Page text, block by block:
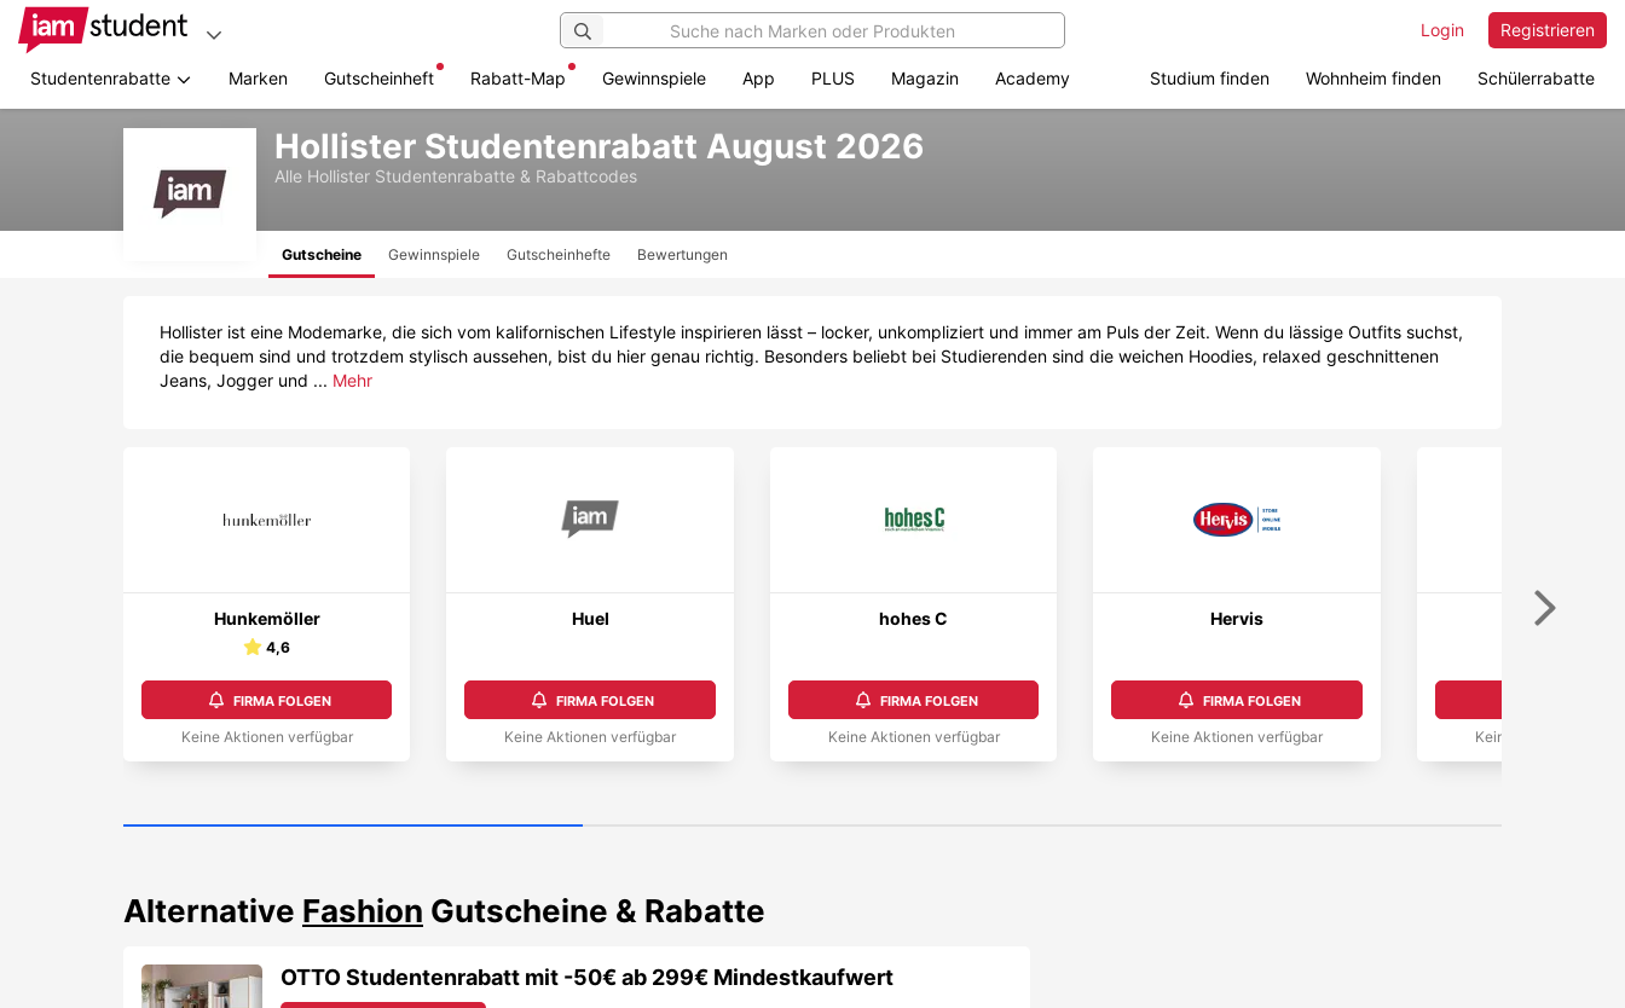
Registrieren
Login
Studentenrabatte Marken Gutscheinheft Rabatt-Map Gewinnspiele App PLUS Magazin Academy Studium finden Wohnheim finden Schülerrabatte
Hollister Studentenrabatt August 2026
Alle Hollister Studentenrabatte & Rabattcodes
Gutscheine Gewinnspiele Gutscheinhefte Bewertungen
Hollister ist eine Modemarke, die sich vom kalifornischen Lifestyle inspirieren lässt – locker, unkompliziert und immer am Puls der Zeit. Wenn du lässige Outfits suchst,
die bequem sind und trotzdem stylisch aussehen, bist du hier genau richtig. Besonders beliebt bei Studierenden sind die weichen Hoodies, relaxed geschnittenen
Jeans, Jogger und ... Mehr
Hunkemöller
4,6
FIRMA FOLGEN
Keine Aktionen verfügbar
Huel
FIRMA FOLGEN
Keine Aktionen verfügbar
hohes C
FIRMA FOLGEN
Keine Aktionen verfügbar
Hervis
FIRMA FOLGEN
Keine Aktionen verfügbar
ASOS
Keine Aktionen
Alternative Fashion Gutscheine & Rabatte
OTTO Studentenrabatt mit -50€ ab 299€ Mindestkaufwert